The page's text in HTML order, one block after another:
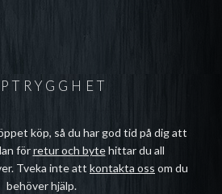
köp, så du har god tid på dig att
förretur och bytehittar du all
Tveka inte att kontakta oss om du
behöver hjälp.